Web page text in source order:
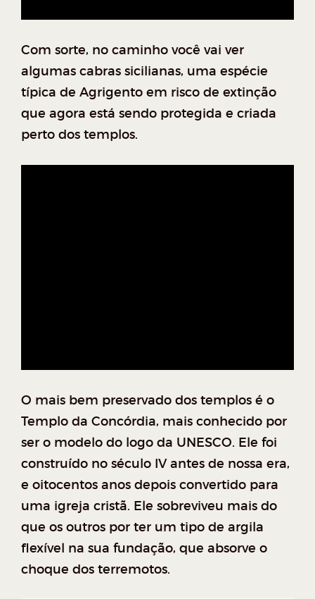
Com sorte, no caminho você vai ver
algumas cabras sicilianas, uma espécie
típica de Agrigento em risco de extinção
que agora está sendo protegida e criada
perto dos templos.
O mais bem preservado dos templos é o
Templo da Concórdia, mais conhecido por
ser o modelo do logo da UNESCO. Ele foi
construído no século IV antes de nossa era,
e oitocentos anos depois convertido para
uma igreja cristã. Ele sobreviveu mais do
que os outros por ter um tipo de argila
flexível na sua fundação, que absorve o
choque dos terremotos.